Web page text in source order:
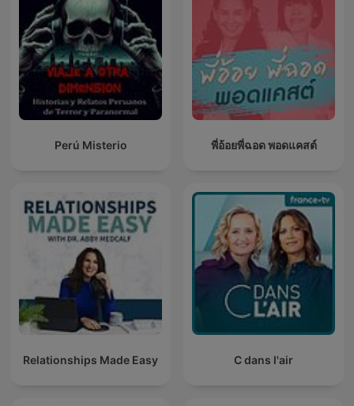
Perú Misterio พี่อ้อยพี่ฉอด พอดแคสต์
Relationships Made Easy C dans l'air